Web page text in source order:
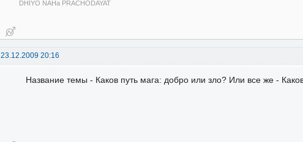
DHIYO NAHa PRACHODAYAT
23.12.2009 20:16
Название темы - Каков путь мага: добро или зло? Или все же -